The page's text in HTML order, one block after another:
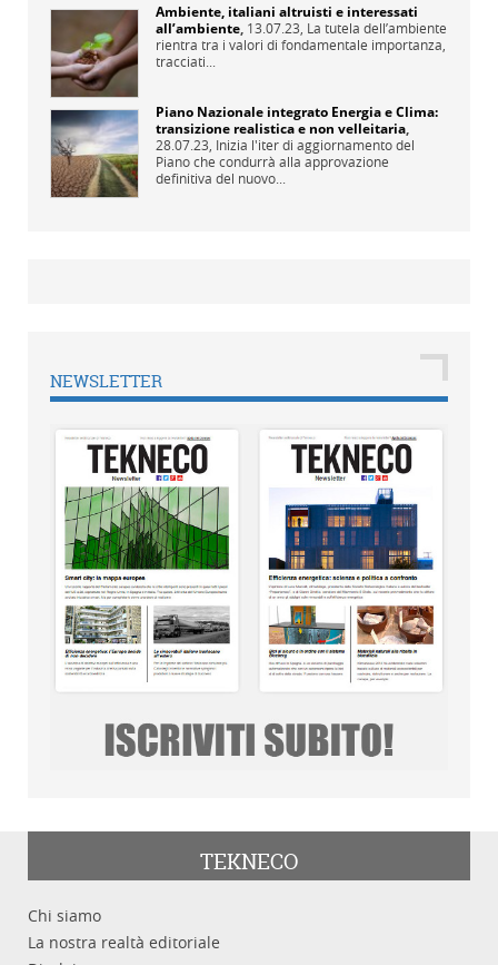
Ambiente, italiani altruisti e interessati
all’ambiente, 13.07.23, La tutela dell’ambiente
rientra tra i valori di fondamentale importanza,
tracciati...
Piano Nazionale integrato Energia e Clima:
transizione realistica e non velleitaria,
28.07.23, Inizia l'iter di aggiornamento del
Piano che condurrà alla approvazione
definitiva del nuovo...
NEWSLETTER
TEKNECO
Chi siamo
La nostra realtà editoriale